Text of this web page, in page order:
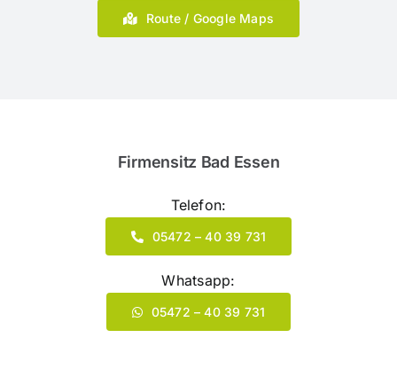
Route / Google Maps
Firmensitz Bad Essen
Telefon:
05472 – 40 39 731
Whatsapp:
05472 – 40 39 731